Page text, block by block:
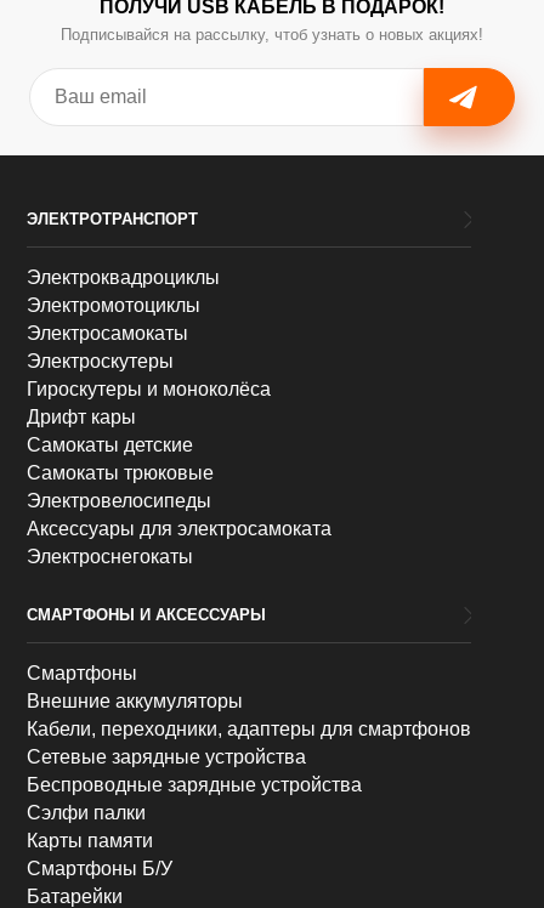
ПОЛУЧИ USB КАБЕЛЬ В ПОДАРОК!
Подписывайся на рассылку, чтоб узнать о новых акциях!
ЭЛЕКТРОТРАНСПОРТ
Электроквадроциклы
Электромотоциклы
Электросамокаты
Электроскутеры
Гироскутеры и моноколёса
Дрифт кары
Самокаты детские
Самокаты трюковые
Электровелосипеды
Аксессуары для электросамоката
Электроснегокаты
СМАРТФОНЫ И АКСЕССУАРЫ
Смартфоны
Внешние аккумуляторы
Кабели, переходники, адаптеры для смартфонов
Сетевые зарядные устройства
Беспроводные зарядные устройства
Сэлфи палки
Карты памяти
Смартфоны Б/У
Батарейки